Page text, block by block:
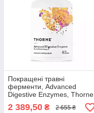
Покращені травні
ферменти, Advanced
Digestive Enzymes, Thorne
Research, 180 капсул
2 389,50 ₴ 2 655 ₴